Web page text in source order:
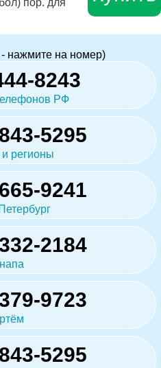
пор. для
- нажмите на номер)
8243
РФ
5295
регионы
9241
2184
9723
5295